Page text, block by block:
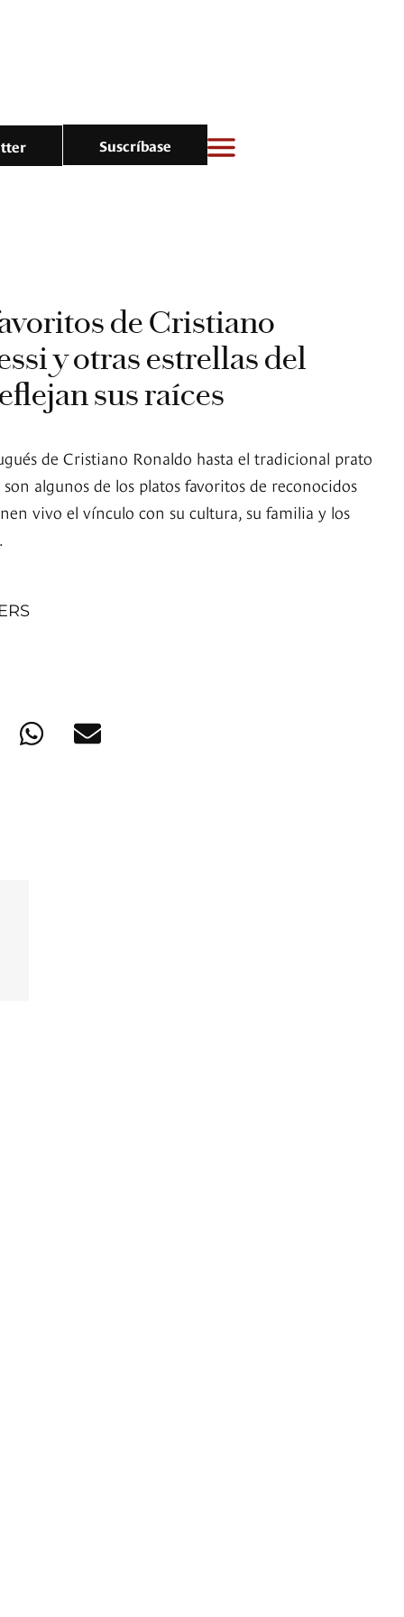
Suscríbase
de Cristiano
y otras estrellas del
sus raíces
de Cristiano Ronaldo hasta el tradicional prato
algunos de los platos favoritos de reconocidos
vivo el vínculo con su cultura, su familia y los